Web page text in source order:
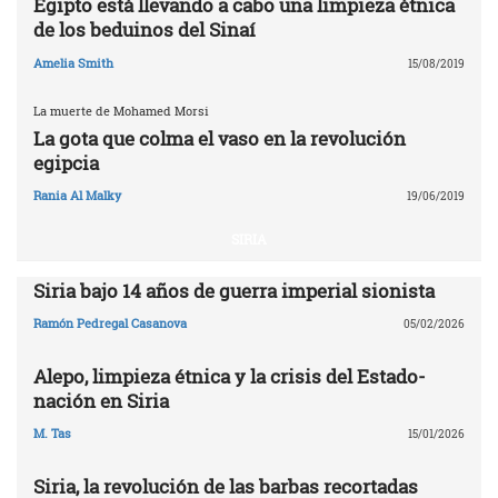
de los beduinos del Sinaí
Amelia Smith 15/08/2019
La muerte de Mohamed Morsi
La gota que colma el vaso en la revolución
egipcia
Rania Al Malky 19/06/2019
Siria bajo 14 años de guerra imperial sionista
Ramón Pedregal Casanova 05/02/2026
Alepo, limpieza étnica y la crisis del Estado-
nación en Siria
M. Tas 15/01/2026
Siria, la revolución de las barbas recortadas